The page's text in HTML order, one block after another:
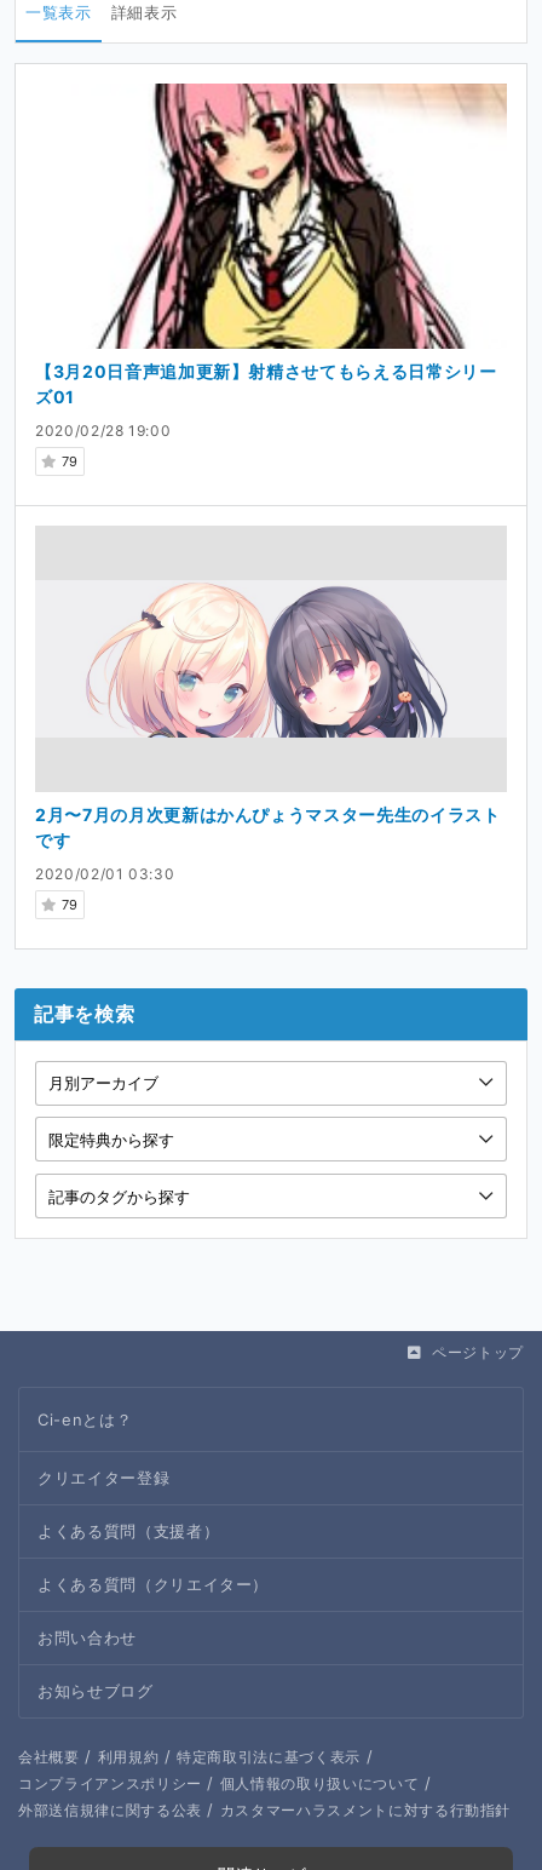
一覧表示 詳細表示
2020/02/28 19:00
79
【3月20日音声追加更新】射精させてもらえる日常シリー
ズ01
2020/02/01 03:30
79
2月〜7月の月次更新はかんぴょうマスター先生のイラスト
です
記事を検索
ページトップ
Ci-enとは？
クリエイター登録
よくある質問（支援者）
よくある質問（クリエイター）
お問い合わせ
お知らせブログ
会社概要 / 利用規約 / 特定商取引法に基づく表示 /
コンプライアンスポリシー / 個人情報の取り扱いについて /
外部送信規律に関する公表 / カスタマーハラスメントに対する行動指針